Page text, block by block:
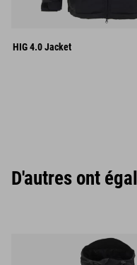
XL
HIG 4.0 Jacket
D'autres ont